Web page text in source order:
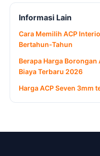
Informasi Lain
Cara Memilih ACP
Bertahun-Tahun
Berapa Harga Borongan
Biaya Terbaru 2026
Harga ACP Seven 3mm